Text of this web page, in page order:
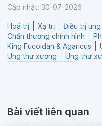
Cập nhật: 30-07-2026
Hoá trị Xạ trị
Điều trị
Chấn thương chỉnh hình
King Fucoidan & Agaricus
Ung thư xương
Ung thư
Bài viết liên quan